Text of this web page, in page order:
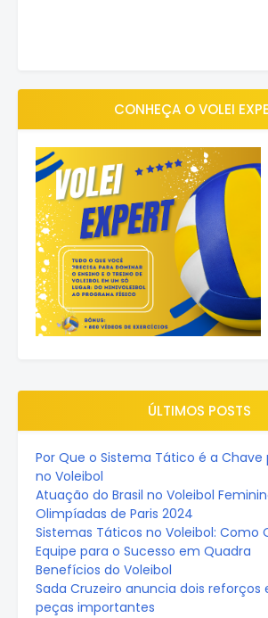
CONHEÇA O VOLEI
ÚLTIMOS POSTS
Por Que o Sistema Tático é a Chave
no Voleibol
Atuação do Brasil no Voleibol
Olimpíadas de Paris 2024
Sistemas Táticos no Voleibol: Como
Equipe para o Sucesso em Quadra
Benefícios do Voleibol
Sada Cruzeiro anuncia dois reforços
peças importantes